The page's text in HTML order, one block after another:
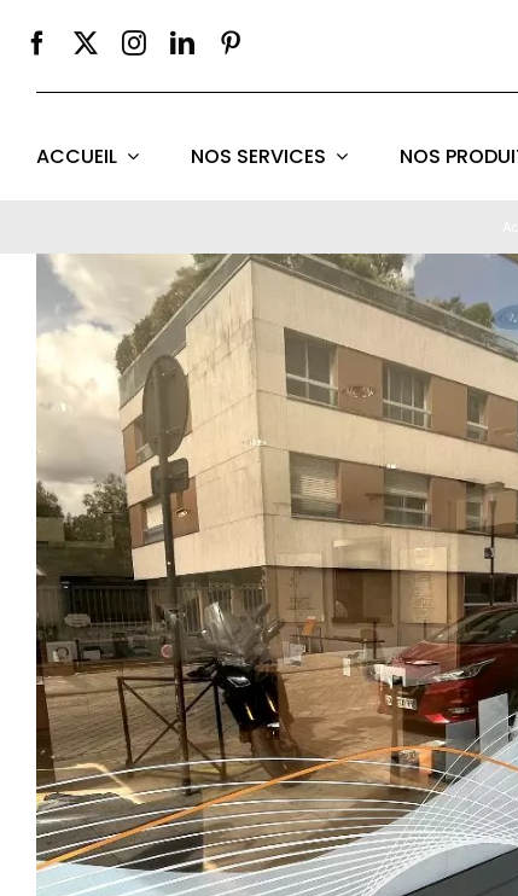
ACCUEIL NOS SERVICES NOS
Voir
l'image
agrandie